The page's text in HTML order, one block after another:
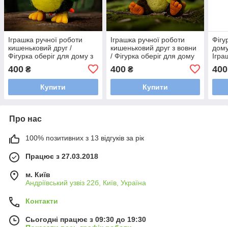
Іграшка ручної роботи
кишеньковий друг /
Фігурка оберіг для дому з
валяної вовни екологічна
400 ₴
Купити
Іграшка ручної роботи
кишеньковий друг з вовни
/ Фігурка оберіг для дому
400₴
Купити
400
Про нас
100% позитивних з 13 відгуків за рік
Працює з 27.03.2018
м. Київ
Андріївський узвіз 22б, Київ, Україна
Контакти
Сьогодні працює з 09:30 до 19:30